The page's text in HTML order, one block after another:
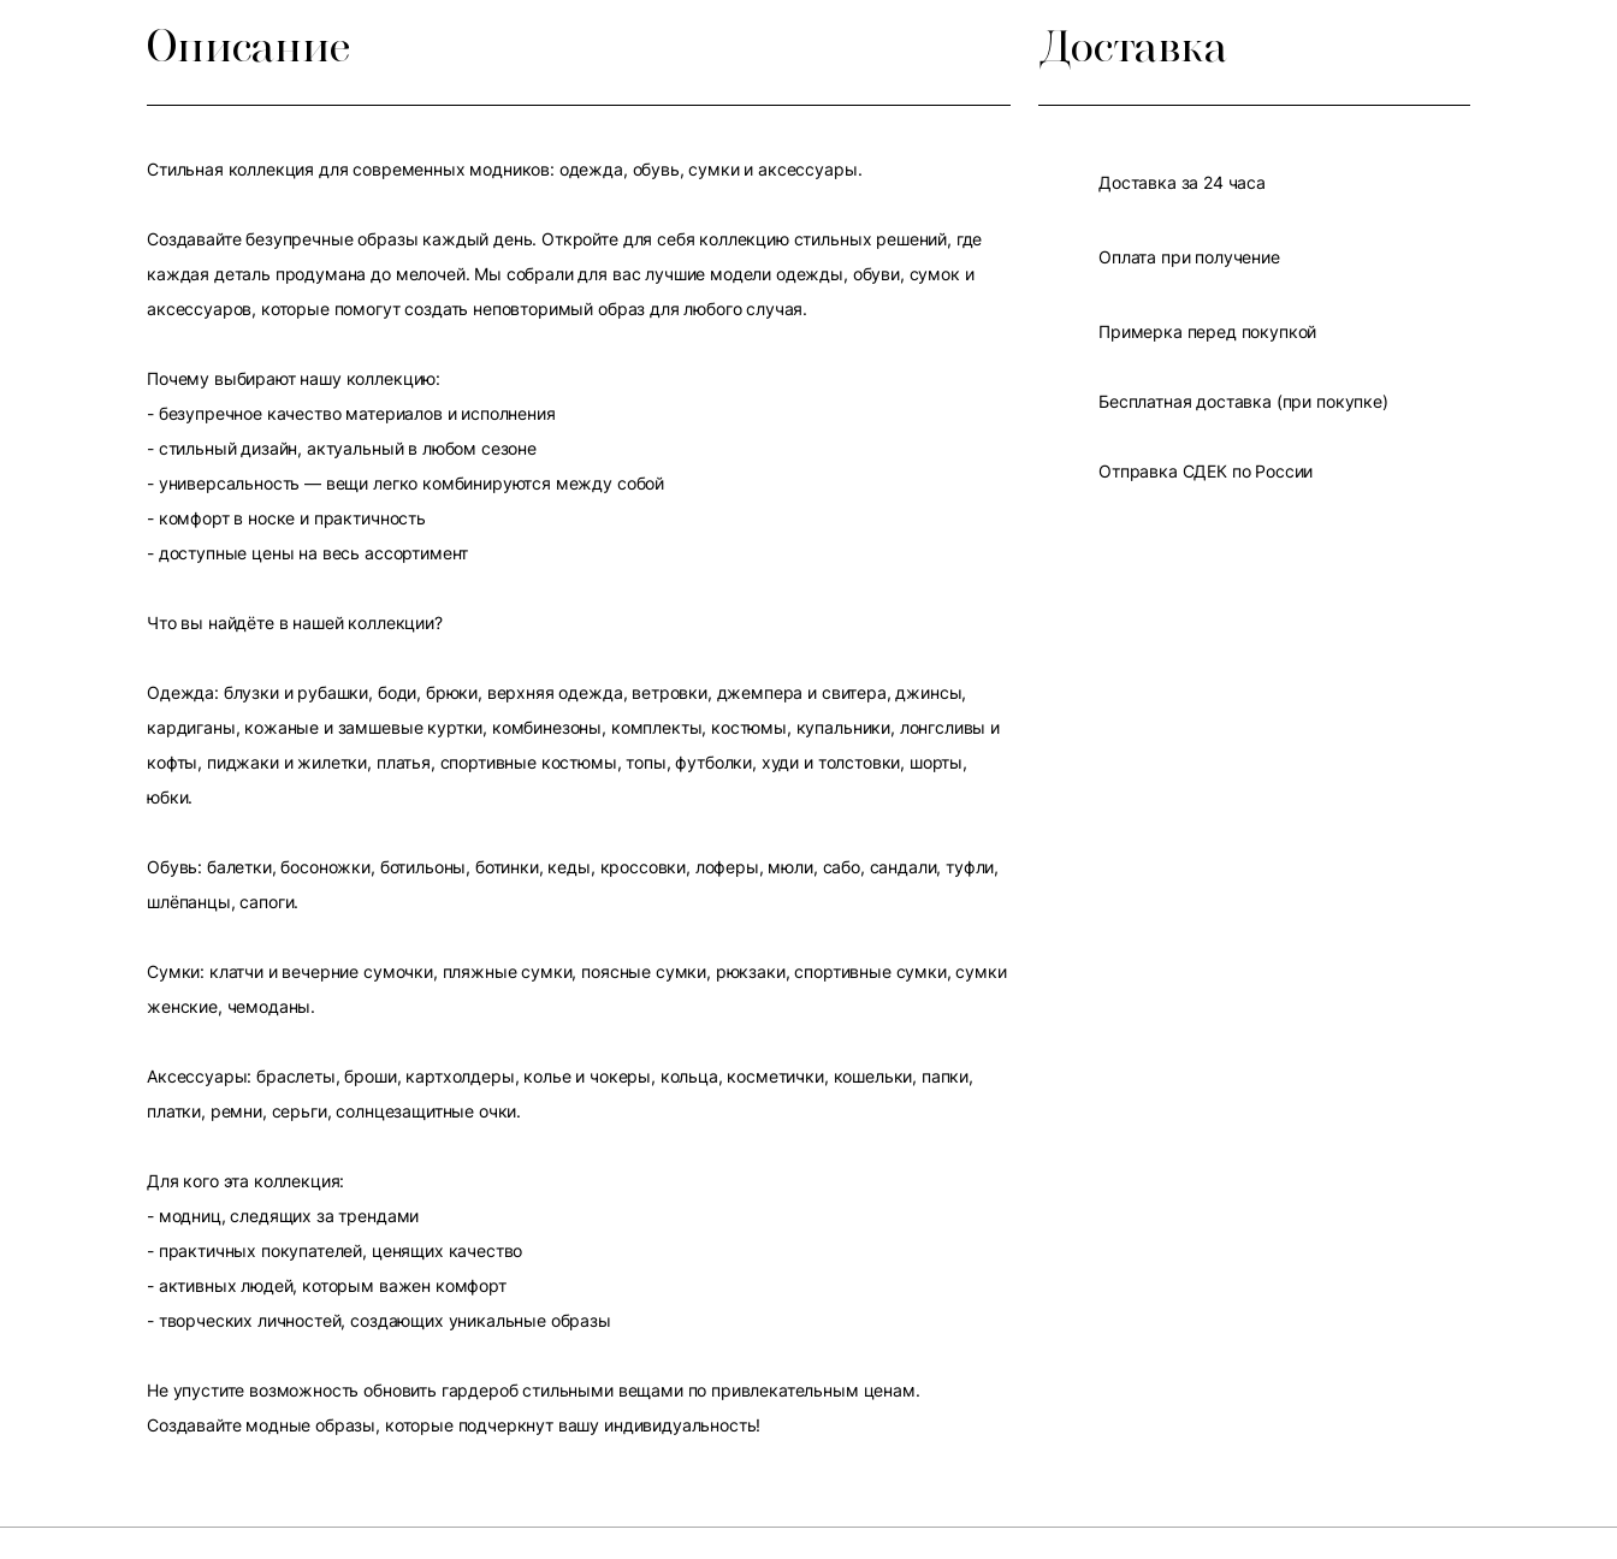
Описание
Стильная коллекция для современных модников: одежда, обувь, сумки и аксессуары.
Создавайте безупречные образы каждый день. Откройте для себя коллекцию стильных решений, где
каждая деталь продумана до мелочей. Мы собрали для вас лучшие модели одежды, обуви, сумок и
аксессуаров, которые помогут создать неповторимый образ для любого случая.
Почему выбирают нашу коллекцию:
- безупречное качество материалов и исполнения
- стильный дизайн, актуальный в любом сезоне
- универсальность — вещи легко комбинируются между собой
- комфорт в носке и практичность
- доступные цены на весь ассортимент
Что вы найдёте в нашей коллекции?
Одежда: блузки и рубашки, боди, брюки, верхняя одежда, ветровки, джемпера и свитера, джинсы,
кардиганы, кожаные и замшевые куртки, комбинезоны, комплекты, костюмы, купальники, лонгсливы и
кофты, пиджаки и жилетки, платья, спортивные костюмы, топы, футболки, худи и толстовки, шорты,
юбки.
Обувь: балетки, босоножки, ботильоны, ботинки, кеды, кроссовки, лоферы, мюли, сабо, сандали, туфли,
шлёпанцы, сапоги.
Сумки: клатчи и вечерние сумочки, пляжные сумки, поясные сумки, рюкзаки, спортивные сумки, сумки
женские, чемоданы.
Аксессуары: браслеты, броши, картхолдеры, колье и чокеры, кольца, косметички, кошельки, папки,
платки, ремни, серьги, солнцезащитные очки.
Для кого эта коллекция:
- модниц, следящих за трендами
- практичных покупателей, ценящих качество
- активных людей, которым важен комфорт
- творческих личностей, создающих уникальные образы
Не упустите возможность обновить гардероб стильными вещами по привлекательным ценам.
Создавайте модные образы, которые подчеркнут вашу индивидуальность!
Доставка
Доставка за 24 часа
Оплата при получение
Примерка перед покупкой
Бесплатная доставка (при покупке)
Отправка СДЕК по России